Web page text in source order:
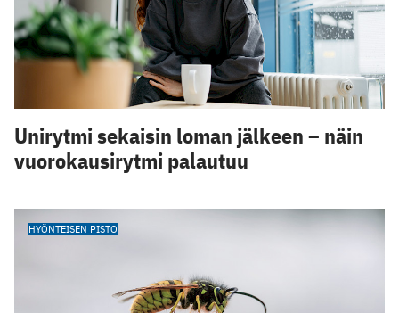
Unirytmi sekaisin loman jälkeen – näin
vuorokausirytmi palautuu
HYÖNTEISEN PISTO